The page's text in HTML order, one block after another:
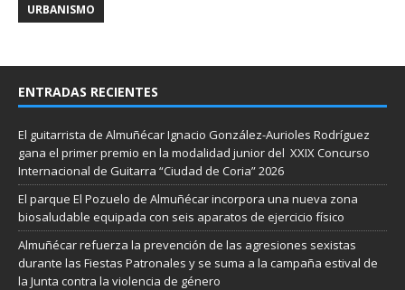
URBANISMO
ENTRADAS RECIENTES
El guitarrista de Almuñécar Ignacio González-Aurioles Rodríguez
gana el primer premio en la modalidad junior del XXIX Concurso
Internacional de Guitarra “Ciudad de Coria” 2026
El parque El Pozuelo de Almuñécar incorpora una nueva zona
biosaludable equipada con seis aparatos de ejercicio físico
Almuñécar refuerza la prevención de las agresiones sexistas
durante las Fiestas Patronales y se suma a la campaña estival de
la Junta contra la violencia de género